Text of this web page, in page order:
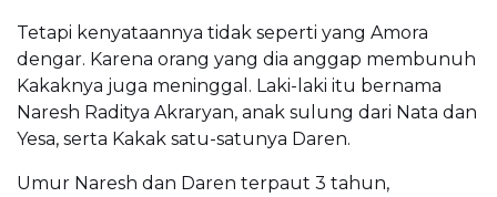
Tetapi kenyataannya tidak seperti yang Amora
dengar. Karena orang yang dia anggap membunuh
Kakaknya juga meninggal. Laki-laki itu bernama
Naresh Raditya Akraryan, anak sulung dari Nata dan
Yesa, serta Kakak satu-satunya Daren.
Umur Naresh dan Daren terpaut 3 tahun,